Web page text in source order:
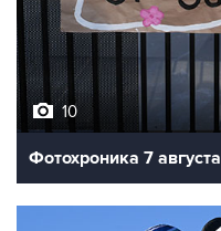
10
Фотохроника 7 августа